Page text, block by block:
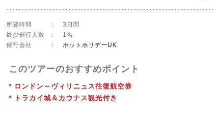
所要時間 ：
3日間
最少催行人数
：
1名
催行会社
： ホットホリデーUK
このツアーのおすすめポイント
* ロンドン～ヴィリニュス往復航空券
* トラカイ城＆カウナス観光付き